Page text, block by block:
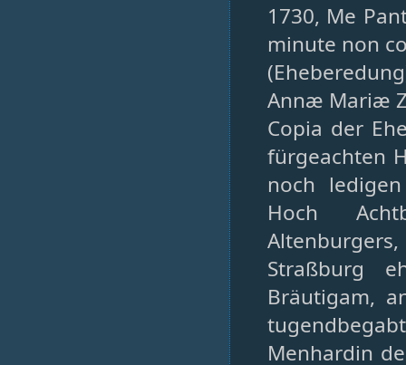
1730, Me
minute non
Annæ Mariæ
Copia der
fürgeachten
noch
Hoch
Straßburg
Bräutigam,
Menhardin